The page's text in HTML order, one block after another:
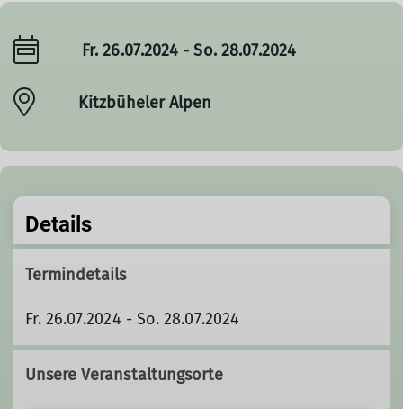
Fr. 26.07.2024 - So. 28.07.2024
Kitzbüheler Alpen
Details
Termindetails
Fr. 26.07.2024 - So. 28.07.2024
Unsere Veranstaltungsorte